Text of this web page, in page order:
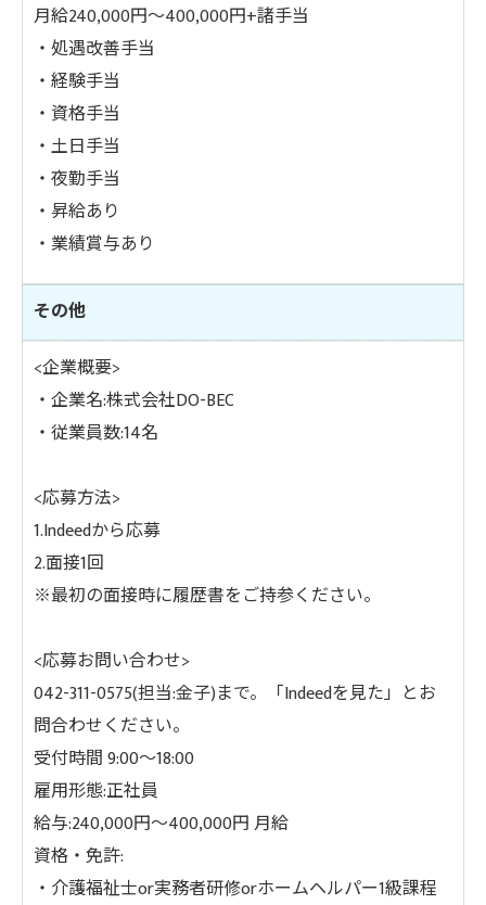
月給240,000円～400,000円+諸手当
・処遇改善手当
・経験手当
・資格手当
・土日手当
・夜勤手当
・昇給あり
・業績賞与あり
その他
<企業概要>
・企業名:株式会社DO-BEC
・従業員数:14名
<応募方法>
1.Indeedから応募
2.面接1回
※最初の面接時に履歴書をご持参ください。
<応募お問い合わせ>
042-311-0575(担当:金子)まで。「Indeedを見た」とお
問合わせください。
受付時間 9:00〜18:00
雇用形態:正社員
給与:240,000円～400,000円 月給
資格・免許:
・介護福祉士or実務者研修orホームヘルパー1級課程